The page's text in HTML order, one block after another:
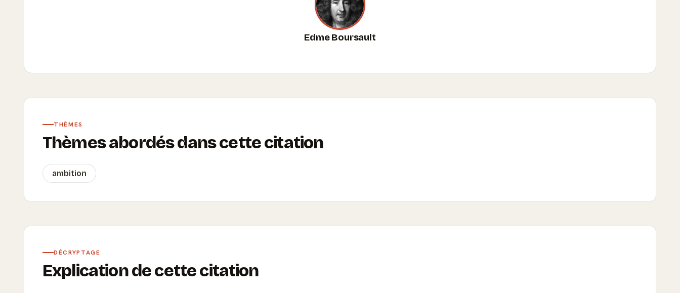
Edme Boursault
THÈMES
Thèmes abordés dans cette citation
ambition
DÉCRYPTAGE
Explication de cette citation